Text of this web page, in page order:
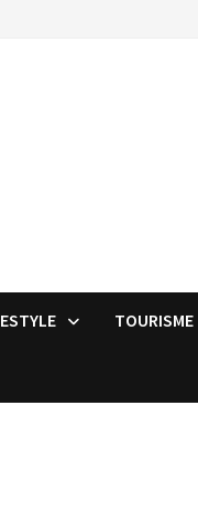
TOURISME